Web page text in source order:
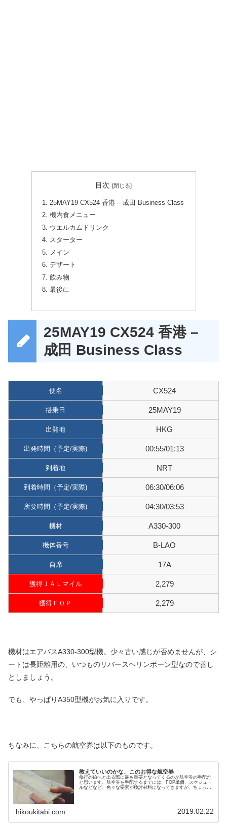
目次
25MAY19 CX524 香港 – 成田 Business Class
機内食メニュー
ウエルカムドリンク
スターター
メイン
デザート
飲み物
最後に
25MAY19 CX524 香港 –
成田 Business Class
便名 CX524
搭乗日 25MAY19
出発地 HKG
出発時間（予定/実際) 00:55/01:13
到着地 NRT
到着時間（予定/実際) 06:30/06:06
所要時間（予定/実際) 04:30/03:53
機材 A330-300
機体番号 B-LAO
自席 17A
獲得ＪＡＬマイル 2,279
獲得ＦＯＰ 2,279
機材はエアバスA330-300型機。少々古い感じが否めませんが、シ
ートは長距離用の、いつものリバースヘリンボーン型なので善し
としましょう。
でも、やっぱりA350型機がお気に入りです。
ちなみに、こちらの航空券は以下のものです。
教えていいのかな、このお得な航空券
修行の旅へと出る際に最も重要となってくるのが航空券の手配だ
と思います。航空券を手配するまでには、FOP単価、スケジュー
ルなどなど、色々な要素が検討材料になってきますが、ちょっと
hikoukitabi.com 2019.02.22